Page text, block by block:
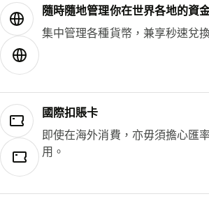
隨時隨地管理你在世界各地的資
集中管理各種貨幣，兼享秒速兌
國際扣賬卡
即使在海外消費，亦毋須擔心匯
用。